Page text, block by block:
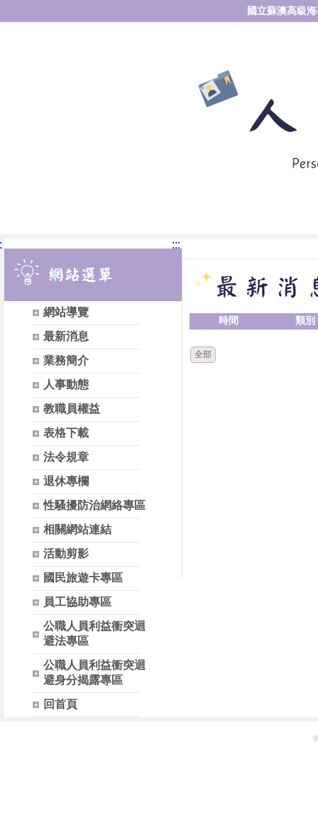
國立蘇澳高級
網站導覽
最新消息
業務簡介
人事動態
教職員權益
表格下載
法令規章
退休專欄
性騷擾防治網絡專區
相關網站連結
活動剪影
國民旅遊卡專區
員工協助專區
公職人員利益衝突迴
避法專區
公職人員利益衝突迴
避身分揭露專區
回首頁
:::
時間 類別
全部